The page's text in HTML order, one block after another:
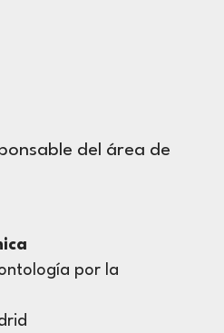
del área de
por la